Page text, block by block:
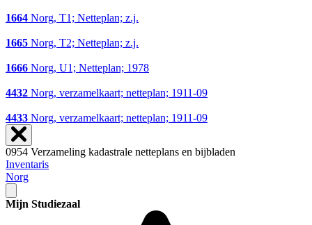
1664 Norg, T1; Netteplan; z.j.
1665 Norg, T2; Netteplan; z.j.
1666 Norg, U1; Netteplan; 1978
4432 Norg, verzamelkaart; netteplan; 1911-09
4433 Norg, verzamelkaart; netteplan; 1911-09
0954 Verzameling kadastrale netteplans en bijbladen
Inventaris
Norg
Mijn Studiezaal